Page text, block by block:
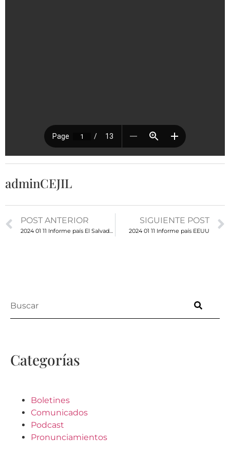
Categorías
Boletines
Comunicados
Podcast
Pronunciamientos
adminCEJIL
POST ANTERIOR
2024 01 11 Informe país El Salvador
SIGUIENTE POST
2024 01 11 Informe país EEUU